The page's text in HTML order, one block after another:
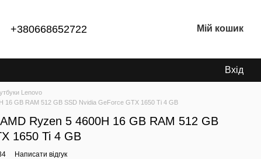
+380668652722 Мій кошик
Вхід
Lenovo
16 GB RAM 512 GB SSD Nvidia GeForce GTX 1650 Ti 4 GB
Ryzen 5 4600H 16 GB RAM 512 GB
1650 Ti 4 GB
Написати відгук